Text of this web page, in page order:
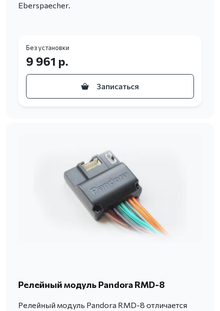
Eberspaecher.
Без установки
9 961 р.
Записаться
Релейный модуль Pandora RMD-8
Релейный модуль Pandora RMD-8 отличается